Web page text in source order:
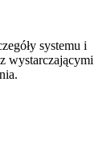
systemu i
wystarczającymi